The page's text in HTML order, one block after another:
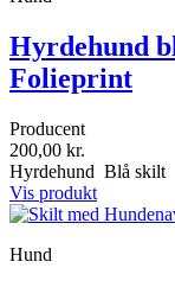
Hyrdehund
Folieprint
Producent
200,00 kr.
Hyrdehund Blå skilt
Vis produkt
Hund